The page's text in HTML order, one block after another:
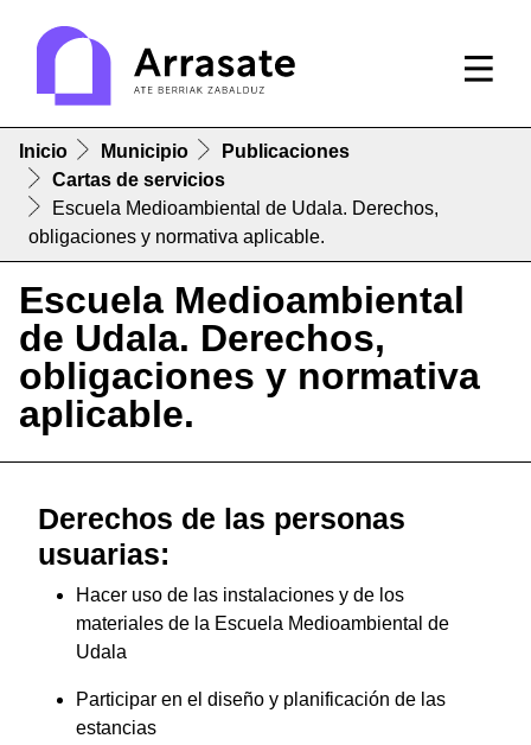
Inicio Municipio
Publicaciones
Cartas de servicios
Escuela Medioambiental de Udala. Derechos,
obligaciones y normativa aplicable.
Escuela Medioambiental
de Udala. Derechos,
obligaciones y normativa
aplicable.
Derechos de las personas
usuarias:
Hacer uso de las instalaciones y de los
materiales de la Escuela Medioambiental de
Udala
Participar en el diseño y planificación de las
estancias